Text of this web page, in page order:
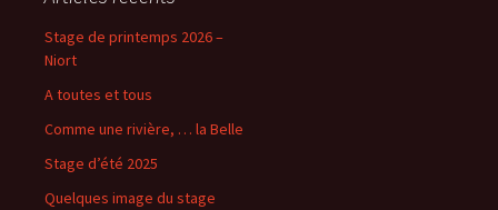
Stage de printemps 2026 –
Niort
A toutes et tous
Comme une rivière, … la Belle
Stage d’été 2025
Quelques image du stage